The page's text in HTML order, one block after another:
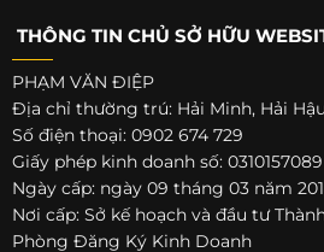
THÔNG TIN CHỦ SỞ HỮU
PHẠM VĂN ĐIỆP
Địa chỉ thường trú: Hải Minh, Hải
Số điện thoại: 0902 674 729
Giấy phép kinh doanh số: 0310157089
Ngày cấp: ngày 09 tháng 03 năm
Nơi cấp: Sở kế hoạch và đầu tư
Phòng Đăng Ký Kinh Doanh